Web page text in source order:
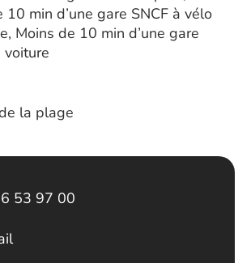
10 min d’une gare SNCF à vélo
Moins de 10 min d’une gare
voiture
la plage
53 97 00